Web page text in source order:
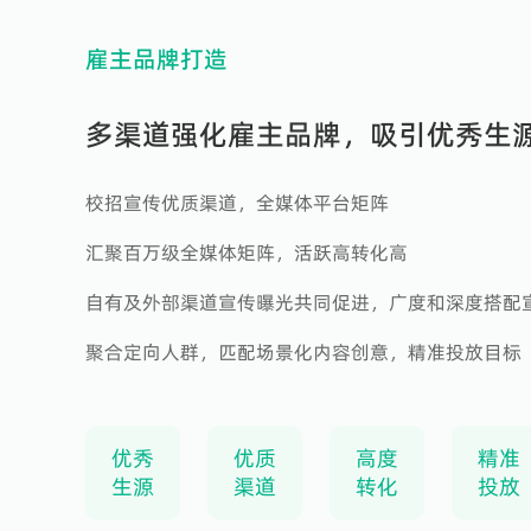
雇主品牌打造
多渠道强化雇主品牌，吸引优秀生
校招宣传优质渠道，全媒体平台矩阵
汇聚百万级全媒体矩阵，活跃高转化高
自有及外部渠道宣传曝光共同促进，广度和深度搭配
聚合定向人群，匹配场景化内容创意，精准投放目标
优秀
生源
优质
渠道
高度
转化
精准
投放